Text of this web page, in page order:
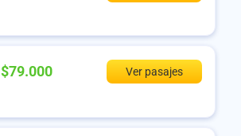
$79.000
Ver pasajes